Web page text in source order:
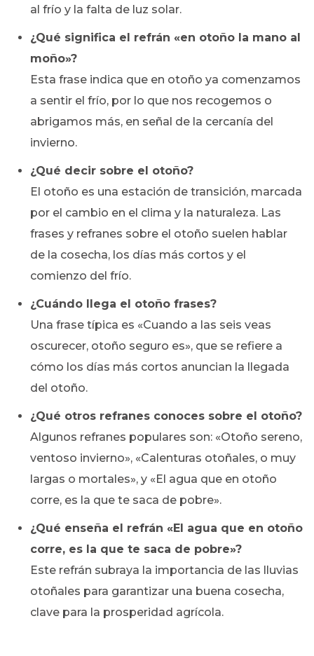
al frío y la falta de luz solar.
¿Qué significa el refrán «en otoño la mano al
moño»?
Esta frase indica que en otoño ya comenzamos
a sentir el frío, por lo que nos recogemos o
abrigamos más, en señal de la cercanía del
invierno.
¿Qué decir sobre el otoño?
El otoño es una estación de transición, marcada
por el cambio en el clima y la naturaleza. Las
frases y refranes sobre el otoño suelen hablar
de la cosecha, los días más cortos y el
comienzo del frío.
¿Cuándo llega el otoño frases?
Una frase típica es «Cuando a las seis veas
oscurecer, otoño seguro es», que se refiere a
cómo los días más cortos anuncian la llegada
del otoño.
¿Qué otros refranes conoces sobre el otoño?
Algunos refranes populares son: «Otoño sereno,
ventoso invierno», «Calenturas otoñales, o muy
largas o mortales», y «El agua que en otoño
corre, es la que te saca de pobre».
¿Qué enseña el refrán «El agua que en otoño
corre, es la que te saca de pobre»?
Este refrán subraya la importancia de las lluvias
otoñales para garantizar una buena cosecha,
clave para la prosperidad agrícola.